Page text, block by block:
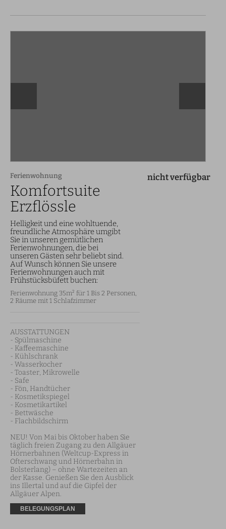
Ferienwohnung
Komfortsuite
Erzflössle
Helligkeit und eine wohltuende,
freundliche Atmosphäre umgibt
Sie in unseren gemütlichen
Ferienwohnungen, die bei
unseren Gästen sehr beliebt sind.
Auf Wunsch können Sie unsere
Ferienwohnungen auch mit
Frühstücksbüfett buchen:
Ferienwohnung 35m² für 1 Bis 2 Personen,
2 Räume mit 1 Schlafzimmer
AUSSTATTUNGEN
- Spülmaschine
- Kaffeemaschine
- Kühlschrank
- Wasserkocher
- Toaster, Mikrowelle
- Safe
- Fön, Handtücher
- Kosmetikspiegel
- Kosmetikartikel
- Bettwäsche
- Flachbildschirm
NEU! Von Mai bis Oktober haben Sie
täglich freien Zugang zu den Allgäuer
Hörnerbahnen (Weltcup-Express in
Ofterschwang und Hörnerbahn in
Bolsterlang) – ohne Wartezeiten an
der Kasse. Genießen Sie den Ausblick
ins Illertal und auf die Gipfel der
Allgäuer Alpen.
nicht verfügbar
BELEGUNGSPLAN